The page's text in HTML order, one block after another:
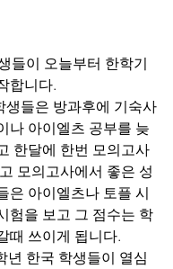
들이 오늘부터 한학기
합니다.
생들은 방과후에 기숙사
나 아이엘츠 공부를 늦
한달에 한번 모의고사
모의고사에서 좋은 성
은 아이엘츠나 토플 시
험을 보고 그 점수는 학
때 쓰이게 됩니다.
년 한국 학생들이 열심